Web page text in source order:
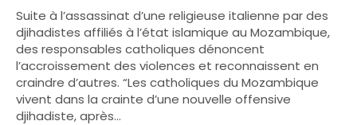
Suite à l’assassinat d’une religieuse italienne par des
djihadistes affiliés à l’état islamique au Mozambique,
des responsables catholiques dénoncent
l’accroissement des violences et reconnaissent en
craindre d’autres. “Les catholiques du Mozambique
vivent dans la crainte d’une nouvelle offensive
djihadiste, après…